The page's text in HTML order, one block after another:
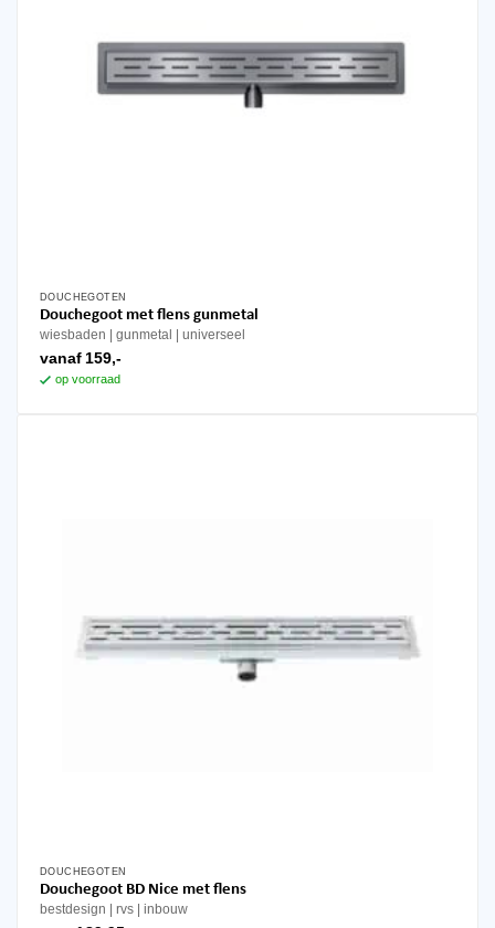
DOUCHEGOTEN
Douchegoot met flens gunmetal
wiesbaden gunmetal universeel
vanaf 159,-
op voorraad
Dit
product
DOUCHEGOTEN
Douchegoot BD Nice met flens
bestdesign rvs inbouw
Dit
product